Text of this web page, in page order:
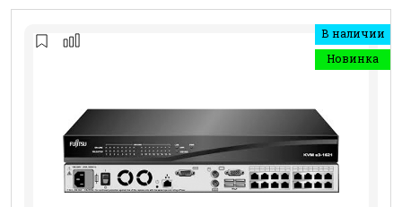
В наличии
Новинка